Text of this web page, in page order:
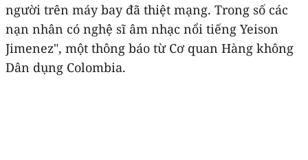
người trên máy bay đã thiệt mạng. Trong số các
nạn nhân có nghệ sĩ âm nhạc nổi tiếng Yeison
Jimenez", một thông báo từ Cơ quan Hàng không
Dân dụng Colombia.